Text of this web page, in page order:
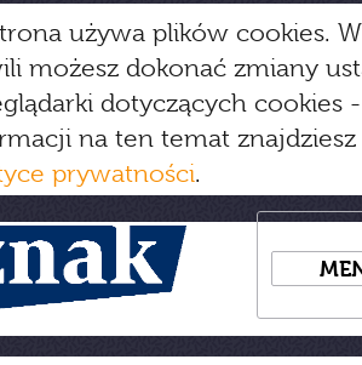
używa plików cookies.
możesz dokonać zmiany
dotyczących cookies
na ten temat
prywatności.